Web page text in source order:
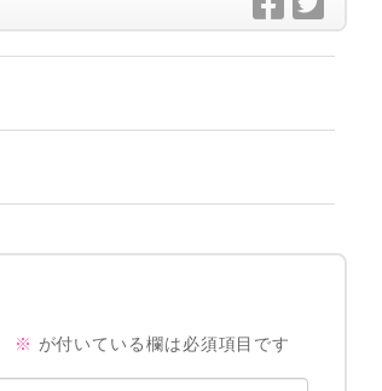
※ が付いている欄は必須項目です